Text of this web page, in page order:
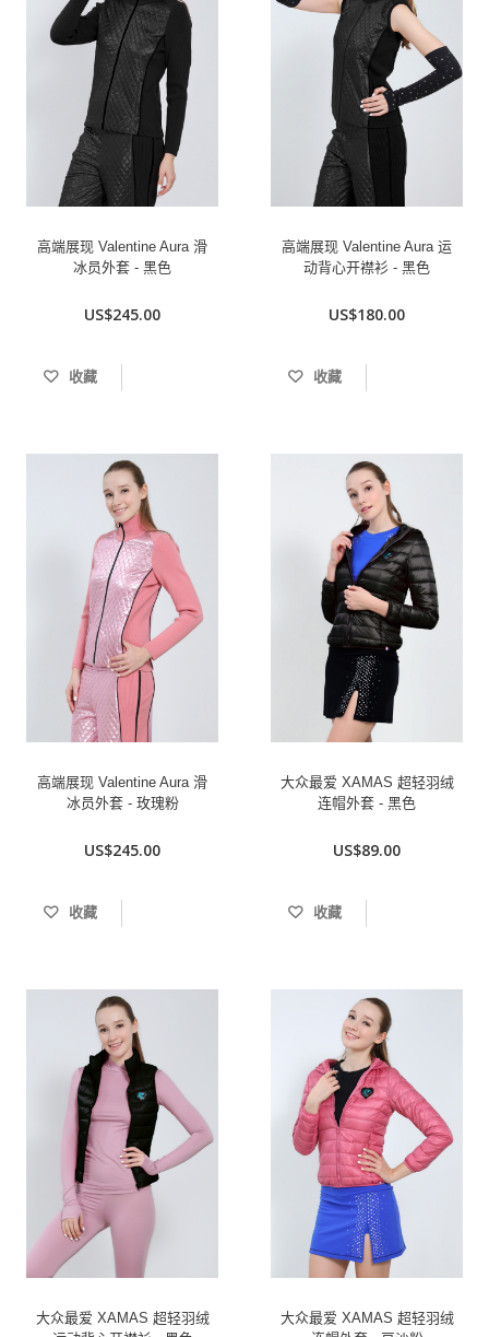
高端展现 Valentine Aura 滑
冰员外套 - 黑色
US$245.00
收藏
高端展现 Valentine Aura 运
动背心开襟衫 - 黑色
US$180.00
收藏
高端展现 Valentine Aura 滑
冰员外套 - 玫瑰粉
US$245.00
收藏
大众最爱 XAMAS 超轻羽绒
连帽外套 - 黑色
US$89.00
收藏
大众最爱 XAMAS 超轻羽绒
大众最爱 XAMAS 超轻羽绒